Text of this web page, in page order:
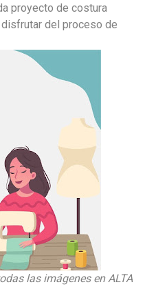
proyecto de costura
disfrutar del proceso de
las imágenes en ALTA